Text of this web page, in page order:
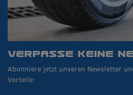
VERPASSE KEINE
Abonniere jetzt unseren Newsletter
Vorteile: